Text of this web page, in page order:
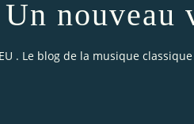
Un nouveau
. Le blog de la musique